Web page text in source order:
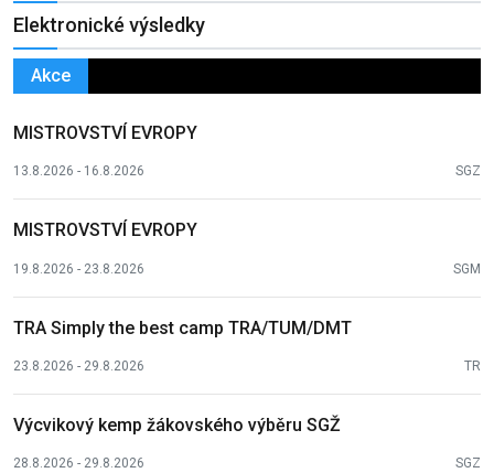
Elektronické výsledky
Akce
MISTROVSTVÍ EVROPY
13.8.2026 - 16.8.2026 SGZ
MISTROVSTVÍ EVROPY
19.8.2026 - 23.8.2026 SGM
TRA Simply the best camp TRA/TUM/DMT
23.8.2026 - 29.8.2026 TR
Výcvikový kemp žákovského výběru SGŽ
28.8.2026 - 29.8.2026 SGZ